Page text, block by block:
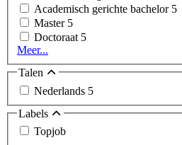
Academisch gerichte bachelor 5
Master 5
Doctoraat 5
Meer...
Talen
Nederlands 5
Labels
Topjob